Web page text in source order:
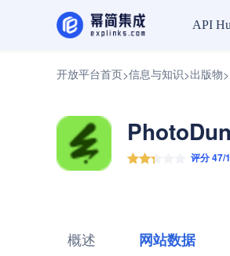
API
开放平台首页>信息与知识>出版物>
评分 47/
概述 网站数据